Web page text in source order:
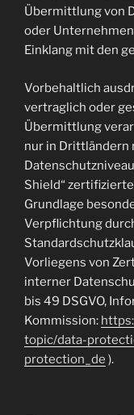
Übermittlung von
oder
Einklang mit den
Vorbehaltlich
vertraglich oder
Übermittlung
nur in Drittländern
Shield“
Grundlage
Verpflichtung
Vorliegens von
interner
bis 49 DSGVO,
Kommission:
topic/data-
protection_de ).